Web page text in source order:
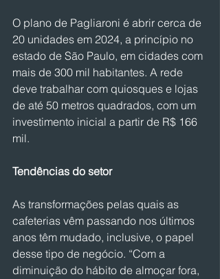
O plano de Pagliaroni é abrir cerca de
20 unidades em 2024, a princípio no
estado de São Paulo, em cidades com
mais de 300 mil habitantes. A rede
deve trabalhar com quiosques e lojas
de até 50 metros quadrados, com um
investimento inicial a partir de R$ 166
mil.
Tendências do setor
As transformações pelas quais as
cafeterias vêm passando nos últimos
anos têm mudado, inclusive, o papel
desse tipo de negócio. “Com a
diminuição do hábito de almoçar fora,